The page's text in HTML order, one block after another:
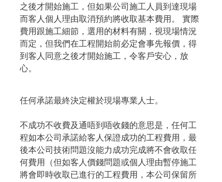
之後才開始施工，但如果公司施工人員到達現場
而客人個人理由取消預約將收取基本費用。 實際
費用跟施工細節，選用的材料有關，視現場情況
而定，但我們在工程開始前必定會事先報價，得
到客人同意之後才開始施工，令客戶安心，放
心。
任何承諾最終決定權於現場專業人士。
不成功不收費及通唔到唔收錢的意思是，任何工
程如本公司承諾給客人保證成功的工程費用，最
後本公司技術問題沒能力成功完成將不會收取任
何費用（但如客人價錢問題或個人理由暫停施工
將會即時收取已進行的工程費用，本公司保留所